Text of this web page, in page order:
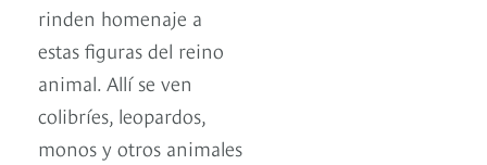
rinden homenaje a
estas figuras del reino
animal. Allí se ven
colibríes, leopardos,
monos y otros animales